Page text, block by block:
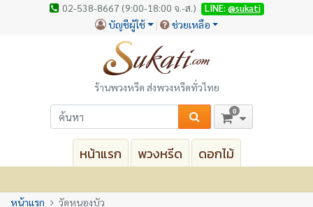
02-538-8667 (9:00-18:00 จ.-ส.) LINE: @sukati
บัญชีผู้ใช้ ช่วยเหลือ
ร้านพวงหรีด ส่งพวงหรีดทั่วไทย
0
หน้าแรก พวงหรีด ดอกไม้
หน้าแรก วัดหนองบัว